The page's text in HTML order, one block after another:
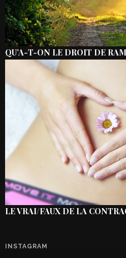
QU’A-T-ON LE DROIT DE
LE VRAI/FAUX DE LA
INSTAGRAM